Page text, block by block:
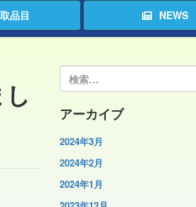
品目 NEWS
検
索:
アーカイブ
2024年3月
2024年2月
2024年1月